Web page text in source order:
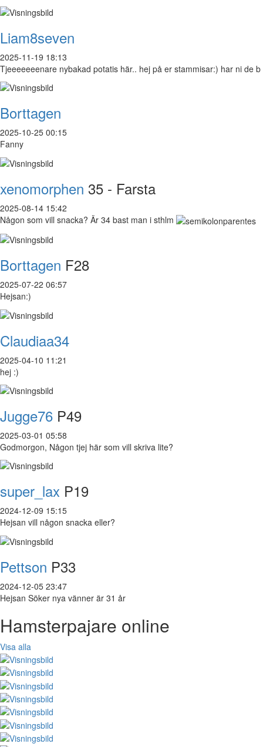
Liam8seven
2025-11-19 18:13
Tjeeeeeeenare nybakad potatis här.. hej på er stammisar:) har ni de b
Borttagen
2025-10-25 00:15
Fanny
xenomorphen 35 - Farsta
2025-08-14 15:42
Någon som vill snacka? Är 34 bast man i sthlm
Borttagen F28
2025-07-22 06:57
Hejsan:)
Claudiaa34
2025-04-10 11:21
hej :)
Jugge76 P49
2025-03-01 05:58
Godmorgon, Någon tjej här som vill skriva lite?
super_lax P19
2024-12-09 15:15
Hejsan vill någon snacka eller?
Pettson P33
2024-12-05 23:47
Hejsan Söker nya vänner är 31 år
Hamsterpajare online
Visa alla